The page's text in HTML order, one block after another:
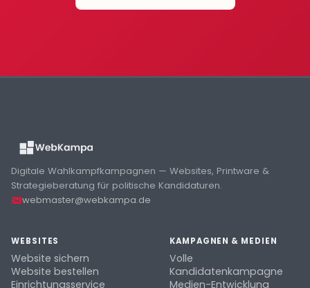
Digitale Wahlkampfkampagnen — Websites, Printware &
Strategieberatung für politische Kandidaturen.
webmaster@webkampa.de
WEBSITES
Website sichern
Website bestellen
Einrichtungsservice
KAMPAGNEN & MEDIEN
Volle
Kandidatenkampagne
Medien-Entwicklung